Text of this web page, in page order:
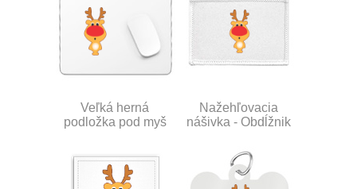
Veľká herná
podložka pod myš
Nažehľovacia
nášivka - Obdĺžnik